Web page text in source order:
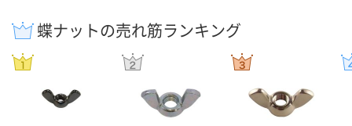
蝶ナットの売れ筋ランキング